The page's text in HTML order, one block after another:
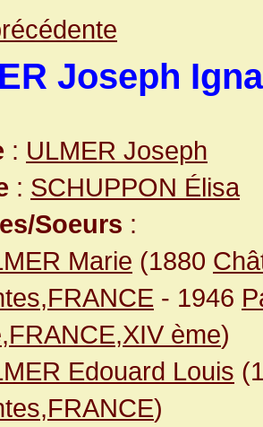
Joseph
: ULMER Joseph
: SCHUPPON Élisa
Soeurs :
Marie (1880
- 1946
ème)
Edouard Louis
)